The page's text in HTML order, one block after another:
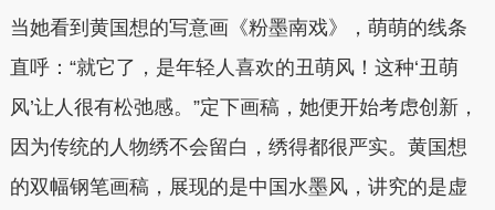
当她看到黄国想的写意画《粉墨南戏》，萌萌的线条
直呼：“就它了，是年轻人喜欢的丑萌风！这种‘丑萌
风’让人很有松弛感。”定下画稿 ，她便开始考虑创新，
因为传统的人物绣不会留白，绣得都很严实。黄国想
的双幅钢笔画稿，展现的是中国水墨风，讲究的是虚